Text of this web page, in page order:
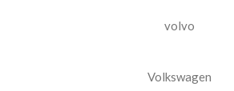
volvo
Volkswagen